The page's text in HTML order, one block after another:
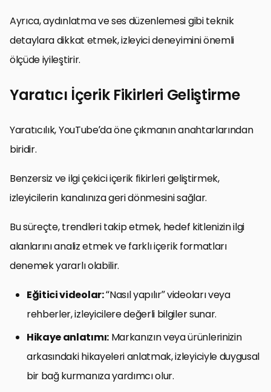
Ayrıca, aydınlatma ve ses düzenlemesi gibi teknik
detaylara dikkat etmek, izleyici deneyimini önemli
ölçüde iyileştirir.
Yaratıcı İçerik Fikirleri Geliştirme
Yaratıcılık, YouTube’da öne çıkmanın anahtarlarından
biridir.
Benzersiz ve ilgi çekici içerik fikirleri geliştirmek,
izleyicilerin kanalınıza geri dönmesini sağlar.
Bu süreçte, trendleri takip etmek, hedef kitlenizin ilgi
alanlarını analiz etmek ve farklı içerik formatları
denemek yararlı olabilir.
Eğitici videolar:“Nasıl yapılır” videoları veya
rehberler, izleyicilere değerli bilgiler sunar.
Hikaye anlatımı:Markanızın veya ürünlerinizin
arkasındaki hikayeleri anlatmak, izleyiciyle duygusal
bir bağ kurmanıza yardımcı olur.